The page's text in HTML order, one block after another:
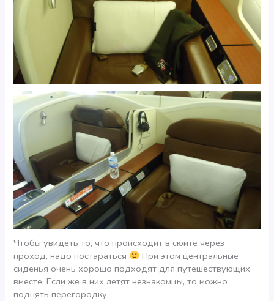
Чтобы увидеть то, что происходит в сюите через
проход, надо постараться
При этом центральные
сиденья очень хорошо подходят для путешествующих
вместе. Если же в них летят незнакомцы, то можно
поднять перегородку.